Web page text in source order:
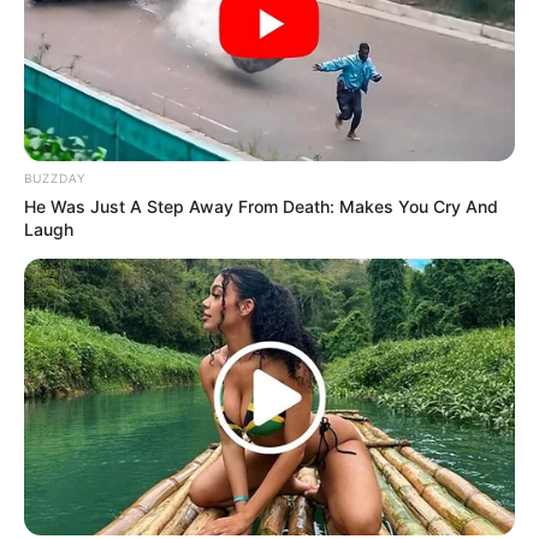
BUZZDAY
He Was Just A Step Away From Death: Makes You Cry And
Laugh